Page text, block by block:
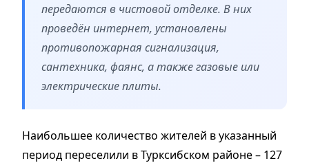
передаются в чистовой отделке. В них
проведён интернет, установлены
противопожарная сигнализация,
сантехника, фаянс, а также газовые или
электрические плиты.
Наибольшее количество жителей в указанный
период переселили в Турксибском районе – 127